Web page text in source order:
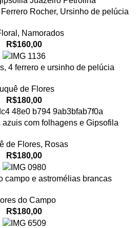
Rocher, Ursinho de pelúcia
, Namorados
R$160,00
4 ferrero e ursinho de pelúcia
de Flores
R$180,00
azuis com folhagens e Gipsofila
de Flores, Rosas
R$180,00
campo e astromélias brancas
do Campo
R$180,00